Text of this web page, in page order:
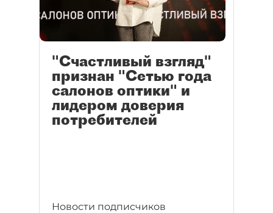
"Счастливый взгляд"
признан "Сетью года
салонов оптики" и
лидером доверия
потребителей
Новости подписчиков